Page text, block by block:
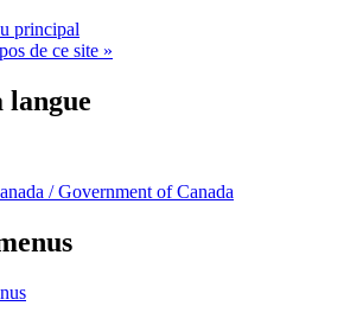
principal
de ce site »
langue
/Government of Canada